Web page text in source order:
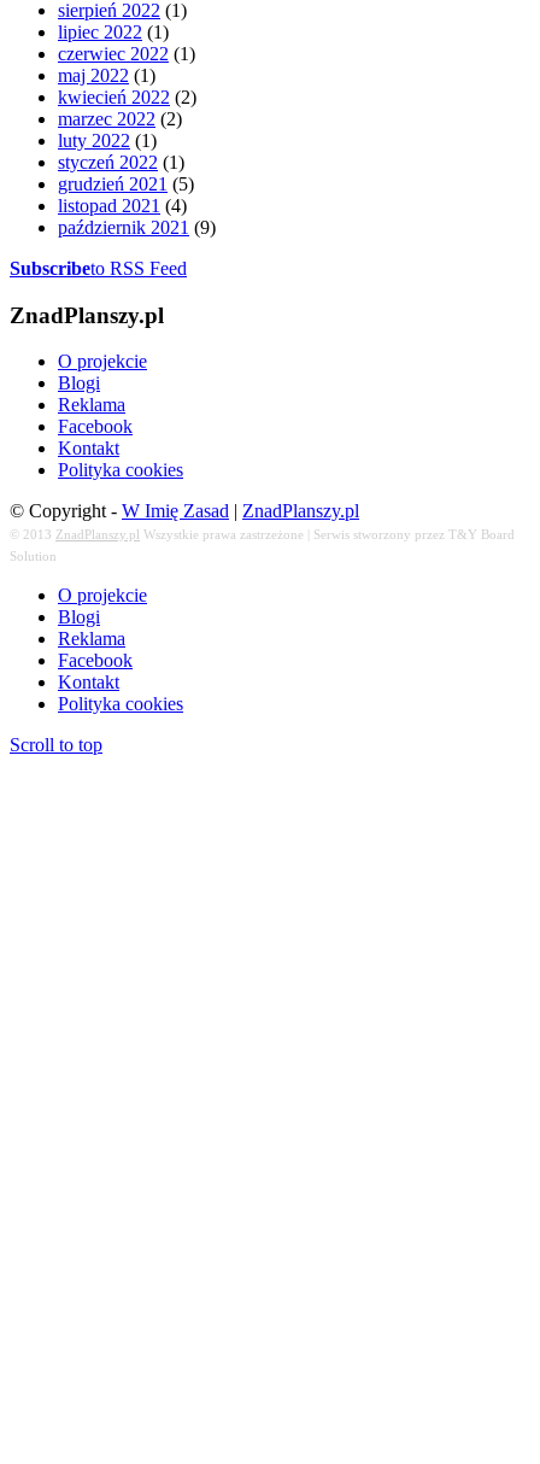
sierpień 2022 (1)
lipiec 2022 (1)
czerwiec 2022 (1)
maj 2022 (1)
kwiecień 2022 (2)
marzec 2022 (2)
luty 2022 (1)
styczeń 2022 (1)
grudzień 2021 (5)
listopad 2021 (4)
październik 2021 (9)
Subscribeto RSS Feed
ZnadPlanszy.pl
O projekcie
Blogi
Reklama
Facebook
Kontakt
Polityka cookies
© Copyright - W Imię Zasad | ZnadPlanszy.pl
© 2013 ZnadPlanszy.pl Wszystkie prawa zastrzeżone | Serwis stworzony przez T&Y Board
Solution
O projekcie
Blogi
Reklama
Facebook
Kontakt
Polityka cookies
Scroll to top